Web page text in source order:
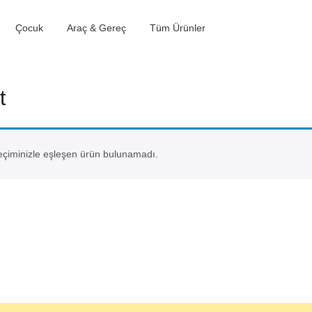
Çocuk Araç & Gereç Tüm Ürünler
eşleşen ürün bulunamadı.